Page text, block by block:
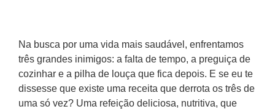
Na busca por uma vida mais saudável, enfrentamos
três grandes inimigos: a falta de tempo, a preguiça de
cozinhar e a pilha de louça que fica depois. E se eu te
dissesse que existe uma receita que derrota os três de
uma só vez? Uma refeição deliciosa, nutritiva, que